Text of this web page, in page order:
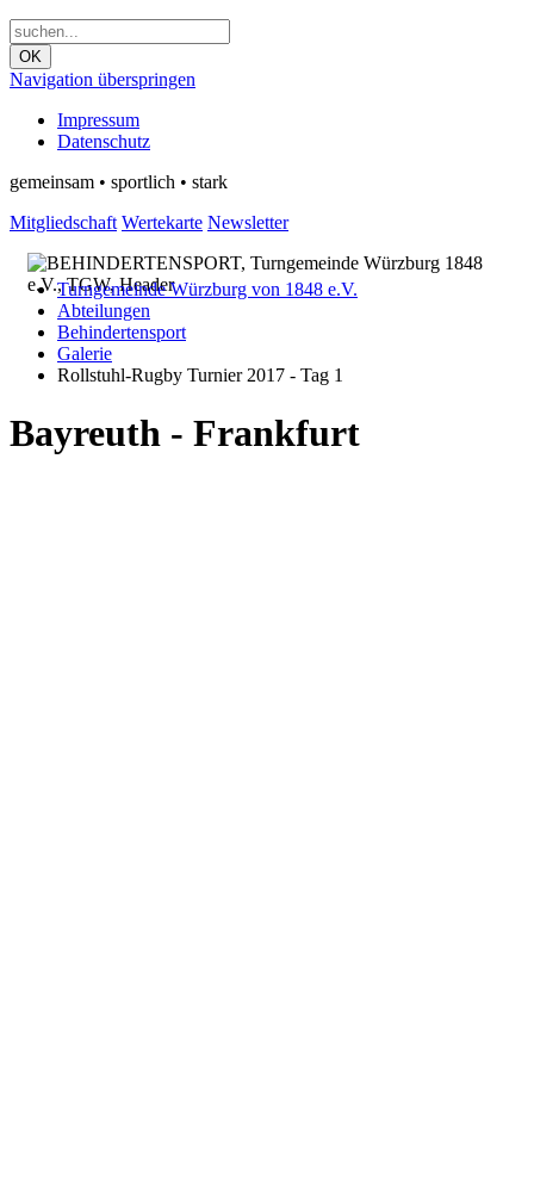
OK
Navigation überspringen
Impressum
Datenschutz
gemeinsam • sportlich • stark
Mitgliedschaft Wertekarte Newsletter
Turngemeinde Würzburg von 1848 e.V.
Abteilungen
Behindertensport
Galerie
Rollstuhl-Rugby Turnier 2017 - Tag 1
Bayreuth - Frankfurt